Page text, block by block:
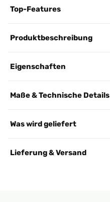
Top-Features
Produktbeschreibung
Eigenschaften
Maße & Technische Details
Was wird geliefert
Lieferung & Versand